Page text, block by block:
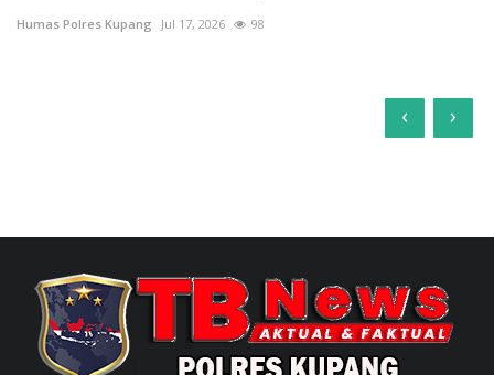
Humas Polres Kupang Jul 17, 2026 98
‹ ›